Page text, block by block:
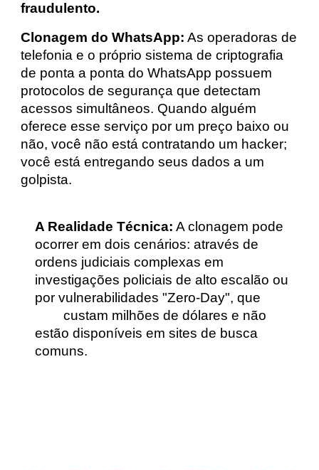
fraudulento.
Clonagem do WhatsApp: As operadoras de
telefonia e o próprio sistema de criptografia
de ponta a ponta do WhatsApp possuem
protocolos de segurança que detectam
acessos simultâneos. Quando alguém
oferece esse serviço por um preço baixo ou
não, você não está contratando um hacker;
você está entregando seus dados a um
golpista.
A Realidade Técnica: A clonagem pode
ocorrer em dois cenários: através de
ordens judiciais complexas em
investigações policiais de alto escalão ou
por vulnerabilidades "Zero-Day", que
custam milhões de dólares e não
estão disponíveis em sites de busca
comuns.